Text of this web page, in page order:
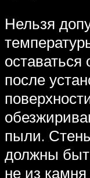
Нельзя
оставаться
после
пыли.
должны
не из